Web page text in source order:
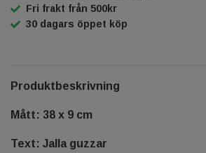
Fri frakt från 500kr
30 dagars öppet köp
Produktbeskrivning
Mått: 38 x 9 cm
Text: Jalla guzzar